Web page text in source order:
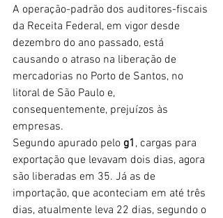
A operação-padrão dos auditores-fiscais
da Receita Federal, em vigor desde
dezembro do ano passado, está
causando o atraso na liberação de
mercadorias no Porto de Santos, no
litoral de São Paulo e,
consequentemente, prejuízos às
empresas.
Segundo apurado pelo g1 , cargas para
exportação que levavam dois dias, agora
são liberadas em 35. Já as de
importação, que aconteciam em até três
dias, atualmente leva 22 dias, segundo o